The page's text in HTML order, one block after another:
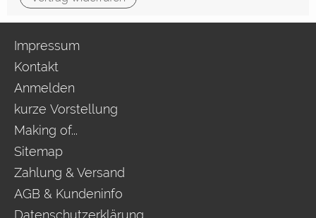
Impressum
Kontakt
Anmelden
kurze Vorstellung
Making of...
Sitemap
Zahlung & Versand
AGB & Kundeninfo
Datenschutzerklärung